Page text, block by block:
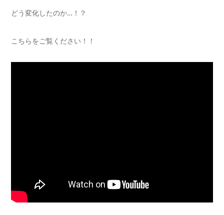
どう変化したのか…！？
こちらをご覧ください！！